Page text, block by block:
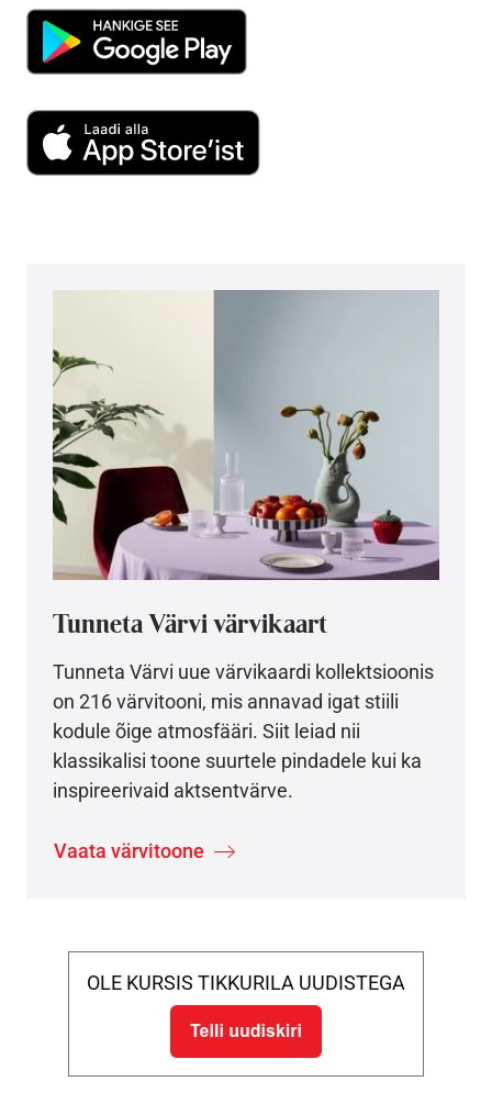
Tunneta Värvi värvikaart
Tunneta Värvi uue värvikaardi kollektsioonis
on 216 värvitooni, mis annavad igat stiili
kodule õige atmosfääri. Siit leiad nii
klassikalisi toone suurtele pindadele kui ka
inspireerivaid aktsentvärve.
Vaata värvitoone
OLE KURSIS TIKKURILA UUDISTEGA